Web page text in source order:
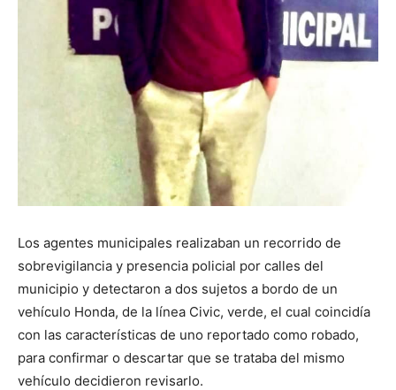
Los agentes municipales realizaban un recorrido de
sobrevigilancia y presencia policial por calles del
municipio y detectaron a dos sujetos a bordo de un
vehículo Honda, de la línea Civic, verde, el cual coincidía
con las características de uno reportado como robado,
para confirmar o descartar que se trataba del mismo
vehículo decidieron revisarlo.